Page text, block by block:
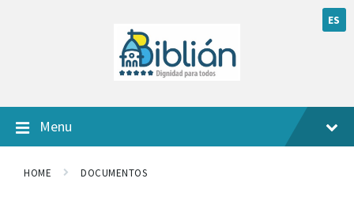
ES
Menu
HOME DOCUMENTOS